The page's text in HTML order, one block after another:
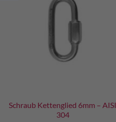
Schraub Kettenglied 6mm – AISI
304